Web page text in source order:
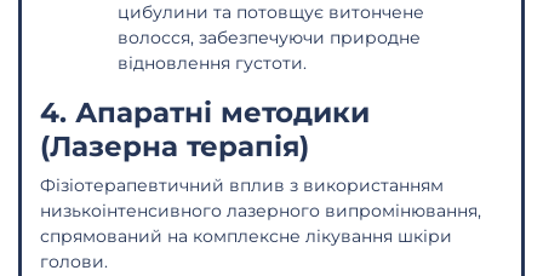
цибулини та потовщує витончене
волосся, забезпечуючи природне
відновлення густоти.
4. Апаратні методики
(Лазерна терапія)
Фізіотерапевтичний вплив з використанням
низькоінтенсивного лазерного випромінювання,
спрямований на комплексне лікування шкіри
голови.